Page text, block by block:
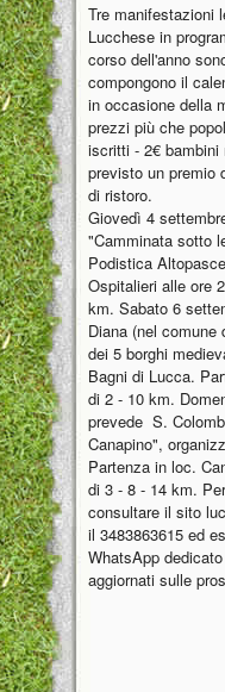
Tre manifestazioni
Lucchese in
corso dell'anno
compongono il
in occasione della
prezzi più che
iscritti - 2€ bambini
previsto un premio
di ristoro.
Giovedì 4
"Camminata sotto
Podistica
Ospitalieri alle ore
km. Sabato 6
Diana (nel
dei 5 borghi
Bagni di Lucca.
di 2 - 10 km.
prevede S.
Canapino",
Partenza in loc.
di 3 - 8 - 14 km.
consultare il sito
il 3483863615 ed
WhatsApp
aggiornati sulle